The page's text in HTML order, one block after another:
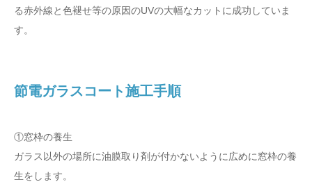
る赤外線と色褪せ等の原因のUVの大幅なカットに成功していま
す。
節電ガラスコート施工手順
①窓枠の養生
ガラス以外の場所に油膜取り剤が付かないように広めに窓枠の養
生をします。